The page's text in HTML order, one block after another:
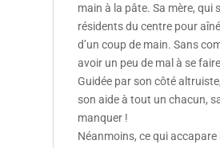
main à la pâte. Sa mère, qui
résidents du centre pour
d’un coup de main. Sans
avoir un peu de mal à se
Guidée par son côté
son aide à tout un chacun,
manquer !
Néanmoins, ce qui accapare